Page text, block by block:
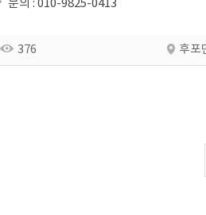
문의 : 010-9825-0413
376 후포